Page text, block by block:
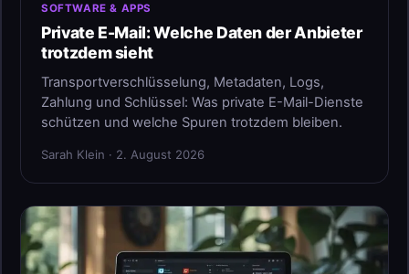
SOFTWARE & APPS
Private E-Mail: Welche Daten der Anbieter
trotzdem sieht
Transportverschlüsselung, Metadaten, Logs,
Zahlung und Schlüssel: Was private E-Mail-Dienste
schützen und welche Spuren trotzdem bleiben.
Sarah Klein · 2. August 2026